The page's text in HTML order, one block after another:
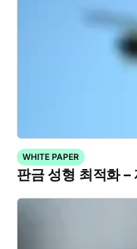
WHITE PAPER
판금 성형 최적화 –